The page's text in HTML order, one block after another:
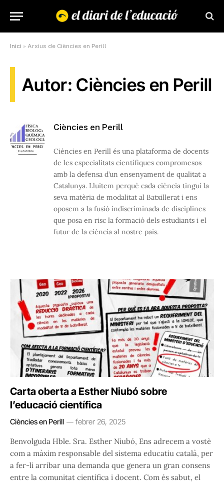
Inici » Arxius de Ciències en Perill
Autor: Ciències en Perill
Ciències en Perill
Ciències en Perill és una plataforma de docents
de les especialitats científiques compromesos
amb la defensa d’un ensenyament de qualitat a
Catalunya. Lluitem perquè cada ciència tingui la
seva matèria de modalitat al Batxillerat i ens
oposem a la fusió indiscriminada de disciplines
que posa en risc la formació dels estudiants i el
futur de la ciència al nostre país.
Carta oberta a Esther Niubó sobre
l’educació científica
Ciències en Perill febrer 26, 2025
Benvolguda Hble. Sra. Esther Niubó, Ens adrecem a vostè
com a màxim responsable del sistema educatiu català, per
a fer-li arribar una demanda que genera un gran consens
entre la comunitat científica i docent. Com és sabut, el